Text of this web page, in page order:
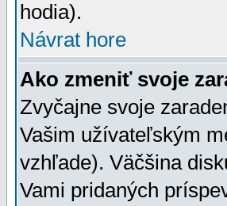
hodia).
Návrat hore
Ako zmeniť svoje
Zvyčajne svoje
Vašim užívateľským
vzhľade). Väčšina
Vami pridaných